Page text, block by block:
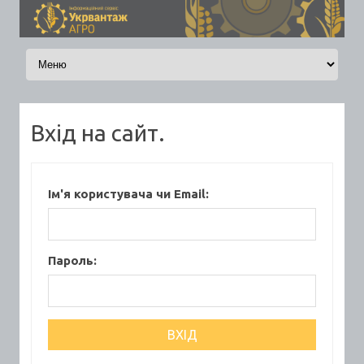
Skip to content
Вхід на сайт.
Ім'я користувача чи Email:
Пароль: